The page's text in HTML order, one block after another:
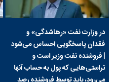
در وزارت نفت «رهاشدگی» و
فقدان پاسخگویی احساس می‌شود
| فروشنده نفت وزیر است و
تراستی‌هایی که پول به حساب آنها